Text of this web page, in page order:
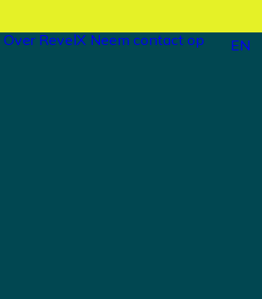
Over RevelX Neem contact op EN